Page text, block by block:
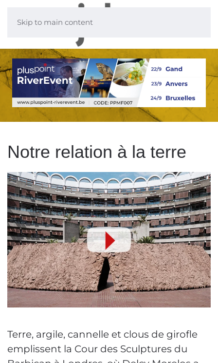
Skip to main content
Notre relation à la terre
Terre, argile, cannelle et clous de girofle
emplissent la Cour des Sculptures du